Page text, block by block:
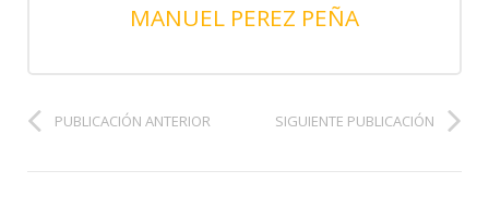
MANUEL PEREZ PEÑA
PUBLICACIÓN ANTERIOR SIGUIENTE PUBLICACIÓN